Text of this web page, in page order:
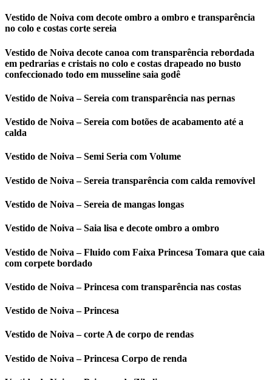
Vestido de Noiva com decote ombro a ombro e transparência
no colo e costas corte sereia
Vestido de Noiva decote canoa com transparência rebordada
em pedrarias e cristais no colo e costas drapeado no busto
confeccionado todo em musseline saia godê
Vestido de Noiva – Sereia com transparência nas pernas
Vestido de Noiva – Sereia com botões de acabamento até a
calda
Vestido de Noiva – Semi Seria com Volume
Vestido de Noiva – Sereia transparência com calda removível
Vestido de Noiva – Sereia de mangas longas
Vestido de Noiva – Saia lisa e decote ombro a ombro
Vestido de Noiva – Fluido com Faixa Princesa Tomara que caia
com corpete bordado
Vestido de Noiva – Princesa com transparência nas costas
Vestido de Noiva – Princesa
Vestido de Noiva – corte A de corpo de rendas
Vestido de Noiva – Princesa Corpo de renda